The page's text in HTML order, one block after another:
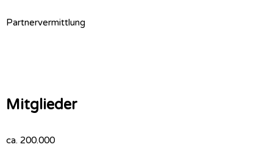
Partnervermittlung
Mitglieder
ca. 200.000